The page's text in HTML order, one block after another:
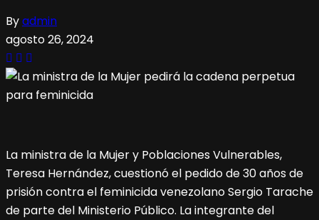
Byadmin
agosto 26, 2024
La ministra de la Mujer y Poblaciones Vulnerables,
Teresa Hernández, cuestionó el pedido de 30 años de
prisión contra el feminicida venezolano Sergio Tarache
de parte del Ministerio Público. La integrante del